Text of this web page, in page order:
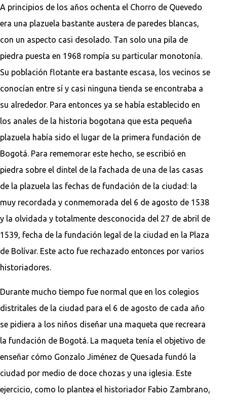
A principios de los años ochenta el Chorro de Quevedo
era una plazuela bastante austera de paredes blancas,
con un aspecto casi desolado. Tan solo una pila de
piedra puesta en 1968 rompía su particular monotonía.
Su población flotante era bastante escasa, los vecinos se
conocían entre sí y casi ninguna tienda se encontraba a
su alrededor. Para entonces ya se había establecido en
los anales de la historia bogotana que esta pequeña
plazuela había sido el lugar de la primera fundación de
Bogotá. Para rememorar este hecho, se escribió en
piedra sobre el dintel de la fachada de una de las casas
de la plazuela las fechas de fundación de la ciudad: la
muy recordada y conmemorada del 6 de agosto de 1538
y la olvidada y totalmente desconocida del 27 de abril de
1539, fecha de la fundación legal de la ciudad en la Plaza
de Bolívar. Este acto fue rechazado entonces por varios
historiadores.
Durante mucho tiempo fue normal que en los colegios
distritales de la ciudad para el 6 de agosto de cada año
se pidiera a los niños diseñar una maqueta que recreara
la fundación de Bogotá. La maqueta tenía el objetivo de
enseñar cómo Gonzalo Jiménez de Quesada fundó la
ciudad por medio de doce chozas y una iglesia. Este
ejercicio, como lo plantea el historiador Fabio Zambrano,